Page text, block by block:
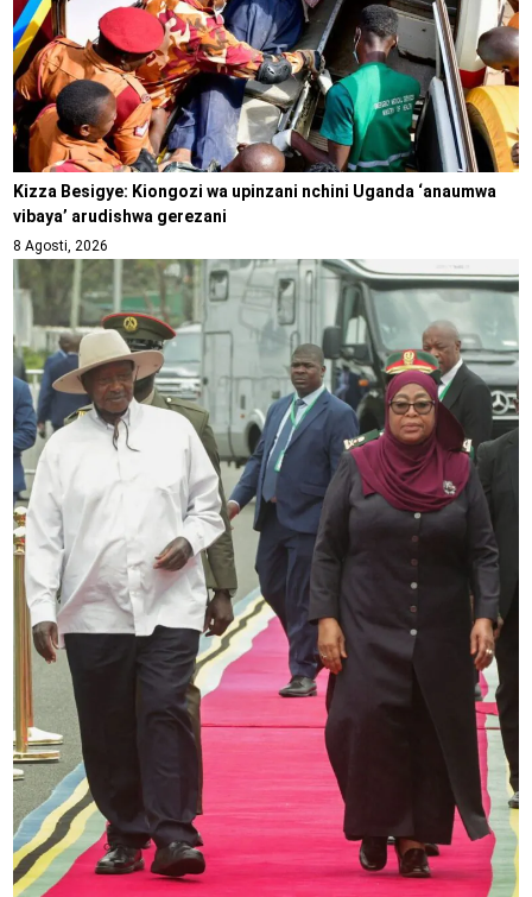
Kizza Besigye: Kiongozi wa upinzani nchini Uganda ‘anaumwa
vibaya’ arudishwa gerezani
8 Agosti, 2026